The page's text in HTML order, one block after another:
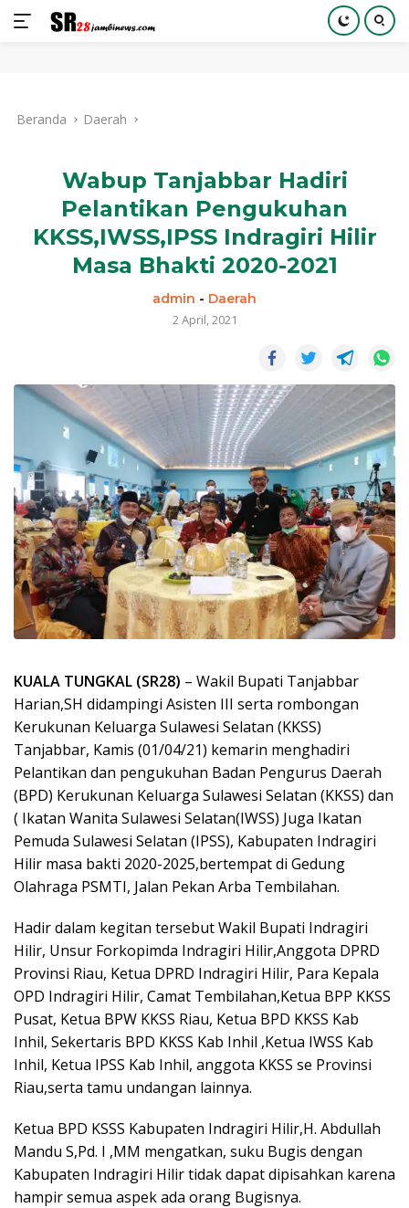
kontenBeranda Daerah
Wabup Tanjabbar Hadiri
Pelantikan Pengukuhan
KKSS,IWSS,IPSS Indragiri Hilir
Masa Bhakti 2020-2021
admin - Daerah
2 April, 2021
KUALA TUNGKAL (SR28) – Wakil Bupati Tanjabbar
Harian,SH didampingi Asisten III serta rombongan
Kerukunan Keluarga Sulawesi Selatan (KKSS)
Tanjabbar, Kamis (01/04/21) kemarin menghadiri
Pelantikan dan pengukuhan Badan Pengurus Daerah
(BPD) Kerukunan Keluarga Sulawesi Selatan (KKSS) dan
( Ikatan Wanita Sulawesi Selatan(IWSS) Juga Ikatan
Pemuda Sulawesi Selatan (IPSS), Kabupaten Indragiri
Hilir masa bakti 2020-2025,bertempat di Gedung
Olahraga PSMTI, Jalan Pekan Arba Tembilahan.
Hadir dalam kegitan tersebut Wakil Bupati Indragiri
Hilir, Unsur Forkopimda Indragiri Hilir,Anggota DPRD
Provinsi Riau, Ketua DPRD Indragiri Hilir, Para Kepala
OPD Indragiri Hilir, Camat Tembilahan,Ketua BPP KKSS
Pusat, Ketua BPW KKSS Riau, Ketua BPD KKSS Kab
Inhil, Sekertaris BPD KKSS Kab Inhil ,Ketua IWSS Kab
Inhil, Ketua IPSS Kab Inhil, anggota KKSS se Provinsi
Riau,serta tamu undangan lainnya.
Ketua BPD KSSS Kabupaten Indragiri Hilir,H. Abdullah
Mandu S,Pd. I ,MM mengatkan, suku Bugis dengan
Kabupaten Indragiri Hilir tidak dapat dipisahkan karena
hampir semua aspek ada orang Bugisnya.